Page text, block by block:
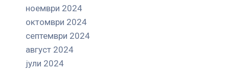
ноември 2024
октомври 2024
септември 2024
август 2024
јули 2024